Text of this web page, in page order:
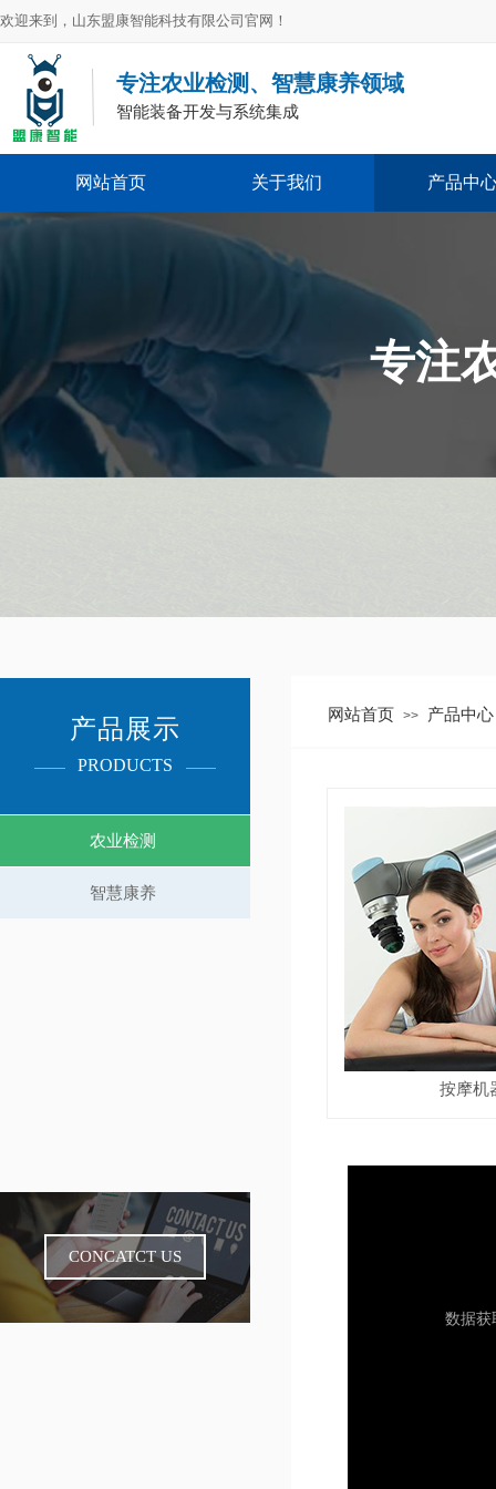
欢迎来到，山东盟康智能科技有限公司官网！
网站首页 >> 产品中心
按摩机
专注农业检测、智慧康养领域
智能装备开发与系统集成
网站首页 关于我们 产品中
专注
PRODUCTS​
产品展示​
农业检测
智慧康养
CONCATCT US